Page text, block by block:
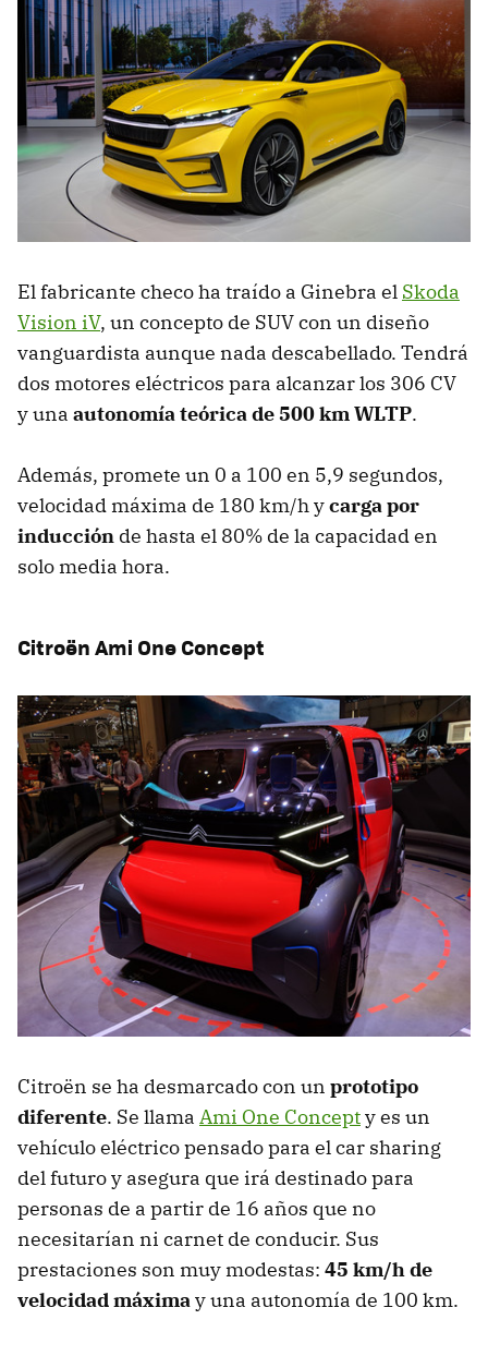
El fabricante checo ha traído a Ginebra el Skoda
Vision iV, un concepto de SUV con un diseño
vanguardista aunque nada descabellado. Tendrá
dos motores eléctricos para alcanzar los 306 CV
y una autonomía teórica de 500 km WLTP.
Además, promete un 0 a 100 en 5,9 segundos,
velocidad máxima de 180 km/h ycarga por
inducción de hasta el 80% de la capacidad en
solo media hora.
Citroën Ami One Concept
Citroën se ha desmarcado con un prototipo
diferente. Se llama Ami One Concepty es un
vehículo eléctrico pensado para el car sharing
del futuro y asegura que irá destinado para
personas de a partir de 16 años que no
necesitarían ni carnet de conducir. Sus
prestaciones son muy modestas: 45 km/h de
velocidad máximay una autonomía de 100 km.